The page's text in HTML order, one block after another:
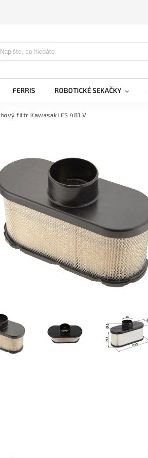
FERRIS ROBOTICKÉ SEKAČKY
filtr Kawasaki FS 481 V